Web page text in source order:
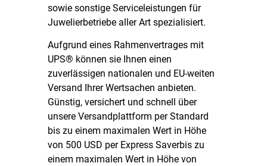
sowie sonstige Serviceleistungen für
Juwelierbetriebe aller Art spezialisiert.
Aufgrund eines Rahmenvertrages mit
UPS® können sie Ihnen einen
zuverlässigen nationalen und EU-weiten
Versand Ihrer Wertsachen anbieten.
Günstig, versichert und schnell über
unsere Versandplattform per Standard
bis zu einem maximalen Wert in Höhe
von 500 USD per Express Saverbis zu
einem maximalen Wert in Höhe von